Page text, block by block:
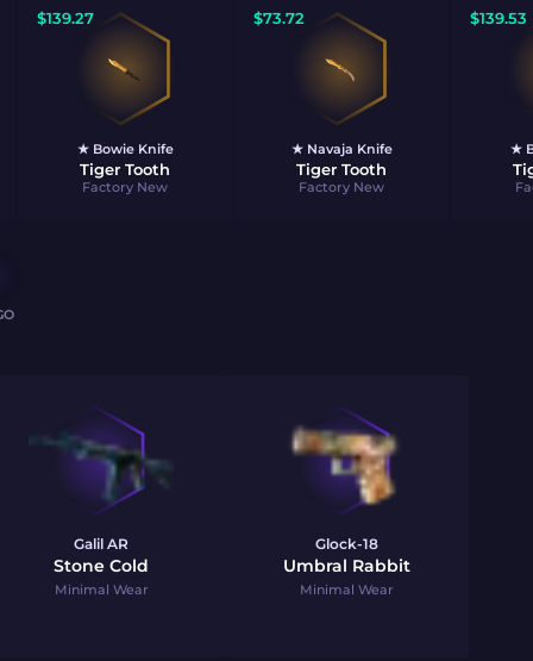
$139.27
★ Bowie Knife
Tiger Tooth
Factory New
$73.72
★ Navaja Knife
Tiger Tooth
Factory New
$139.53
★
Galil AR
Stone Cold
Minimal Wear
Glock-18
Umbral Rabbit
Minimal Wear